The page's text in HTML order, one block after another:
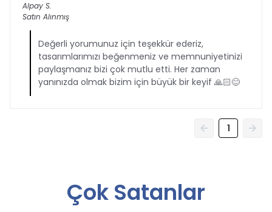
Alpay S.
Satın Alınmış
Değerli yorumunuz için teşekkür ederiz,
tasarımlarımızı beğenmeniz ve memnuniyetinizi
paylaşmanız bizi çok mutlu etti. Her zaman
yanınızda olmak bizim için büyük bir keyif 🙏🏻😊
1
Çok Satanlar